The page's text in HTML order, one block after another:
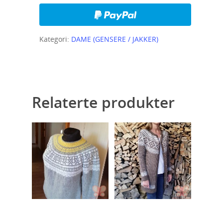
Kategori: DAME (GENSERE / JAKKER)
Relaterte produkter